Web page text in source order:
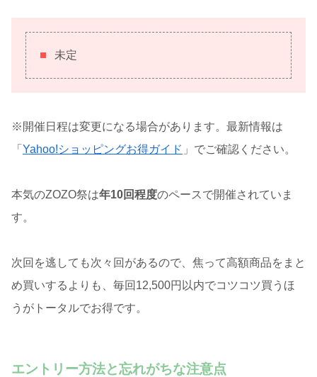
未定
※開催日程は変更になる場合があります。最新情報は
「 Yahoo!ショッピングお得ガイド 」でご確認ください。
本気のZOZO祭は年10回程度のペースで開催されていま
す。
次回を逃しても次々回があるので、焦って高額商品をまと
め買いするよりも、毎回12,500円以内でコツコツ買うほ
うがトータルでお得です。
エントリー方法と忘れがちな注意点